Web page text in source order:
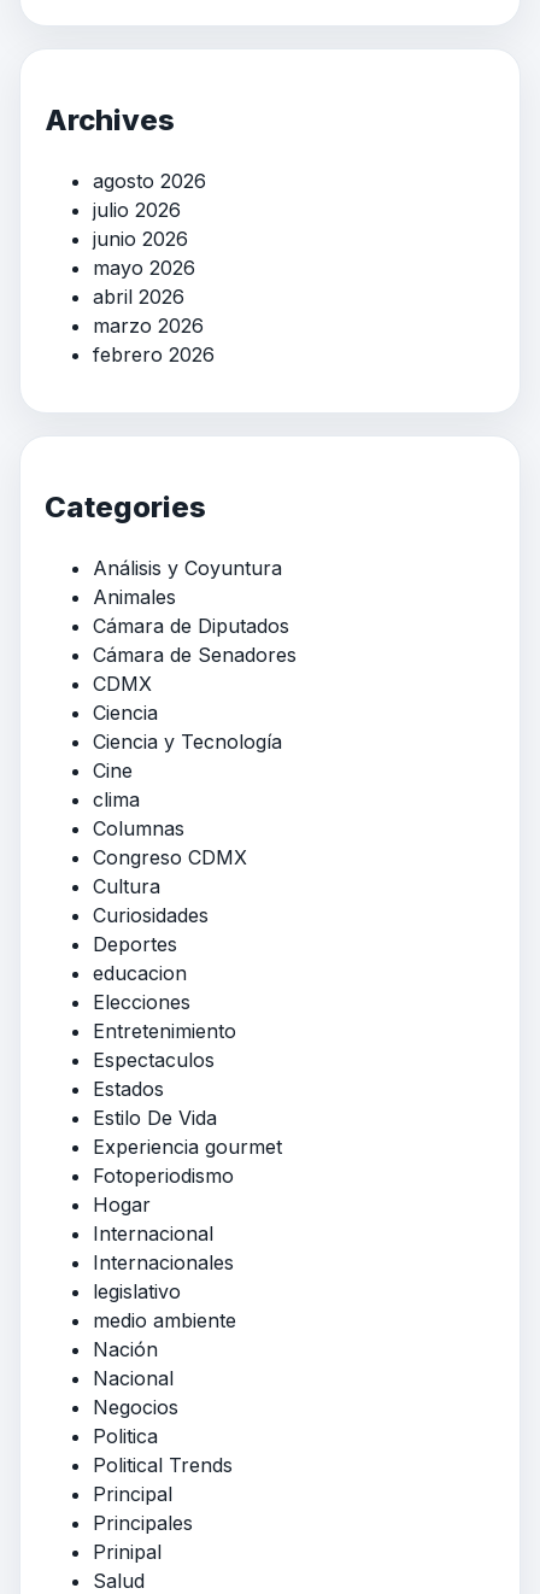
Archives
agosto 2026
julio 2026
junio 2026
mayo 2026
abril 2026
marzo 2026
febrero 2026
Categories
Análisis y Coyuntura
Animales
Cámara de Diputados
Cámara de Senadores
CDMX
Ciencia
Ciencia y Tecnología
Cine
clima
Columnas
Congreso CDMX
Cultura
Curiosidades
Deportes
educacion
Elecciones
Entretenimiento
Espectaculos
Estados
Estilo De Vida
Experiencia gourmet
Fotoperiodismo
Hogar
Internacional
Internacionales
legislativo
medio ambiente
Nación
Nacional
Negocios
Politica
Political Trends
Principal
Principales
Prinipal
Salud